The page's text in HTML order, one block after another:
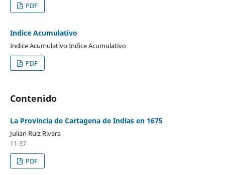
PDF
Indice Acumulativo
Indice Acumulativo Indice Acumulativo
PDF
Contenido
La Provincia de Cartagena de Indias en 1675
Julian Ruiz Rivera
11-37
PDF